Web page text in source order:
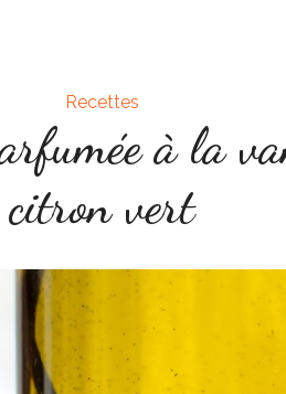
Recettes
à la
citron vert